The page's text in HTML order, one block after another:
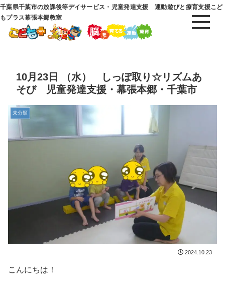
千葉県千葉市の放課後等デイサービス・児童発達支援 運動遊びと療育支援こど
もプラス幕張本郷教室
10月23日 （水） しっぽ取り☆リズムあ
そび 児童発達支援・幕張本郷・千葉市
未分類
2024.10.23
こんにちは！